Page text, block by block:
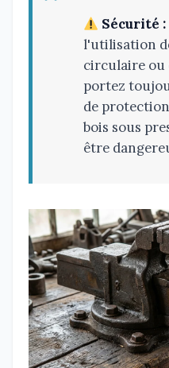
Sécurité :
l'utilisation
circulaire ou
portez
de
bois sous
être